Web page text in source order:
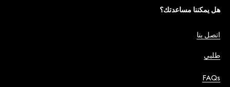
هل يمكننا مساعدتك؟
اتصل بنا
طلبي
FAQs